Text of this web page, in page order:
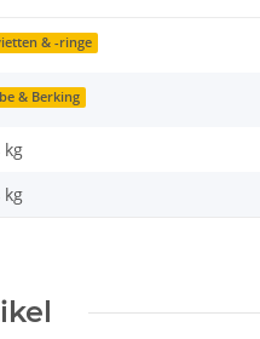
& -ringe
& Berking
kg
kg